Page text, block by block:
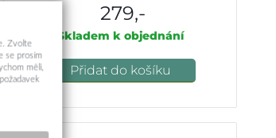
279,-
Skladem k objednání
Přidat do košíku
Zvolte
se prosím
měli,